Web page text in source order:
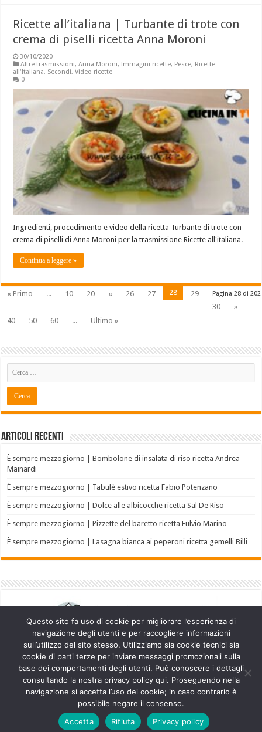
Ricette all’italiana | Turbante di trote con
crema di piselli ricetta Anna Moroni
30/10/2020
Altre trasmissioni,Anna Moroni,Immagini ricette, Pesce, Ricette
all'Italiana, Secondi,Video ricette
0
Ingredienti, procedimento e video della ricetta Turbante di trote con
crema di piselli di Anna Moroni per la trasmissione Ricette all'italiana.
Continua a leggere »
Pagina 28 di 202
« Primo ... 10 20 « 26 27 28
29
30
»
40
50 60 ... Ultimo »
Articoli recenti
È sempre mezzogiorno | Bombolone di insalata di riso ricetta Andrea
Mainardi
È sempre mezzogiorno | Tabulè estivo ricetta Fabio Potenzano
È sempre mezzogiorno | Dolce alle albicocche ricetta Sal De Riso
È sempre mezzogiorno | Pizzette del baretto ricetta Fulvio Marino
È sempre mezzogiorno | Lasagna bianca ai peperoni ricetta gemelli Billi
Powered byWordPress| Designed byTieLabs
© Copyright 2026, All Rights Reserved.
Questo sito fa uso di cookie per migliorare l’esperienza di
navigazione degli utenti e per raccogliere informazioni
sull’utilizzo del sito stesso. Utilizziamo sia cookie tecnici sia
cookie di parti terze per inviare messaggi promozionali sulla
base dei comportamenti degli utenti. Può conoscere i dettagli
consultando la nostra privacy policy qui. Proseguendo nella
navigazione si accetta l’uso dei cookie; in caso contrario è
possibile negare il consenso.
Accetta
Rifiuta Privacy policy